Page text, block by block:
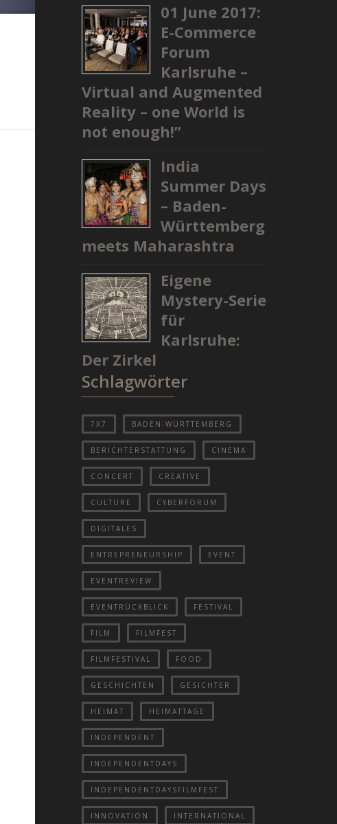
01 June 2017:
E-Commerce
Forum
Karlsruhe –
Virtual and Augmented
Reality – one World is
not enough!”
India
Summer Days
– Baden-
Württemberg
meets Maharashtra
Eigene
Mystery-Serie
für
Karlsruhe:
Der Zirkel
Schlagwörter
7X7 BADEN-WÜRTTEMBERG
BERICHTERSTATTUNG CINEMA
CONCERT CREATIVE
CULTURE CYBERFORUM
DIGITALES
ENTREPRENEURSHIP EVENT
EVENTREVIEW
EVENTRÜCKBLICK FESTIVAL
FILM FILMFEST
FILMFESTIVAL FOOD
GESCHICHTEN GESICHTER
HEIMAT HEIMATTAGE
INDEPENDENT
INDEPENDENTDAYS
INDEPENDENTDAYSFILMFEST
INNOVATION INTERNATIONAL